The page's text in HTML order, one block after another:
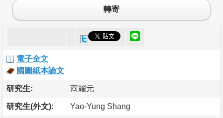
轉寄
電子全文
國圖紙本論文
研究生: 商耀元
研究生(外文): Yao-Yung Shang